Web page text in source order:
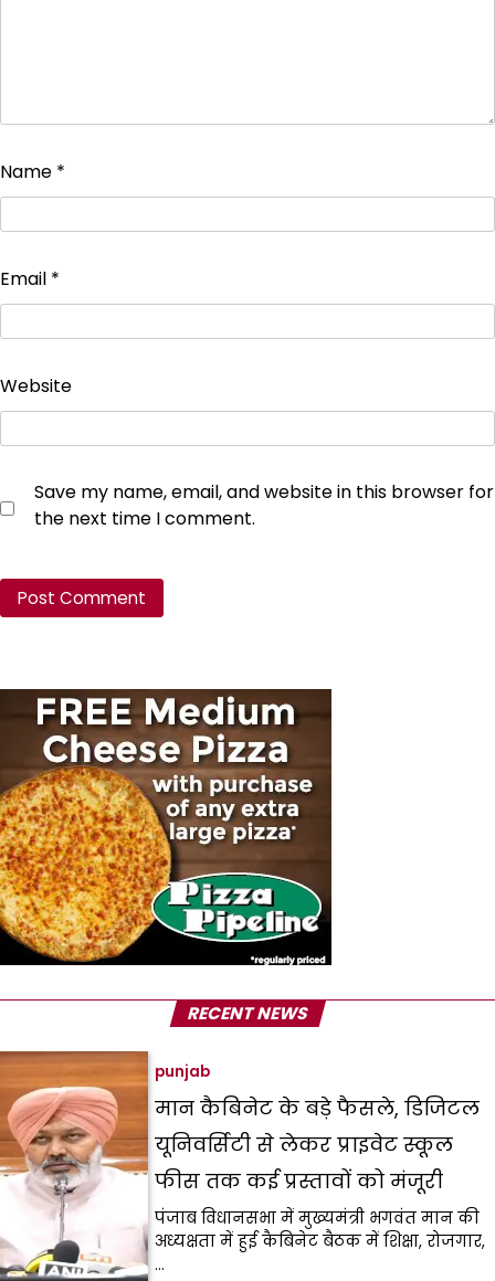
Name *
Email *
Website
Save my name, email, and website in this browser for
the next time I comment.
RECENT NEWS
punjab
मान कैबिनेट के बड़े फैसले, डिजिटल
यूनिवर्सिटी से लेकर प्राइवेट स्कूल
फीस तक कई प्रस्तावों को मंजूरी
पंजाब विधानसभा में मुख्यमंत्री भगवंत मान की
अध्यक्षता में हुई कैबिनेट बैठक में शिक्षा, रोजगार,
…